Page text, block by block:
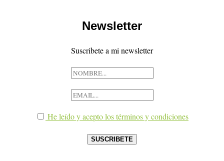
Newsletter
Suscribete a mi newsletter
He leído y acepto los términos y condiciones